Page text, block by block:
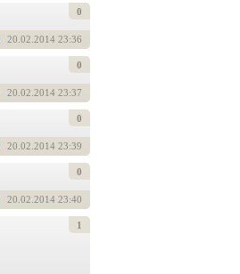
20 .02.2014 23:36
0
20 .02.2014 23:37
0
20 .02.2014 23:39
0
20 .02.2014 23:40
0
1